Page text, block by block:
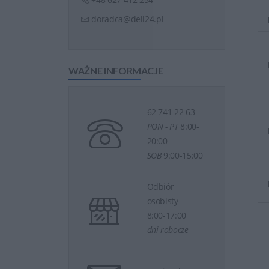
doradca@dell24.pl
WAŻNE INFORMACJE
62 741 22 63
PON - PT8:00-
20:00
SOB9:00-15:00
Odbiór
osobisty
8:00-17:00
dni robocze